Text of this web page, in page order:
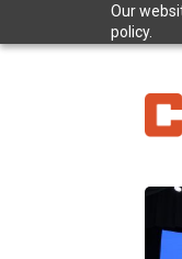
Our
policy.
to